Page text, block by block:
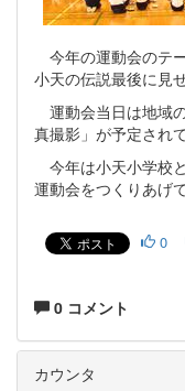
今年の運動会のテ
小天の伝説最後に見
運動会当日は地域
真撮影」が予定され
今年は小天小学校
運動会をつくりあげ
0
0 コメント
カウンタ